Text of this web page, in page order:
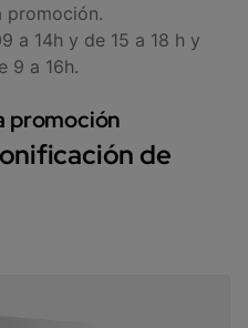
a 14h y de 15 a 18 h y
9 a 16h.
promoción
de